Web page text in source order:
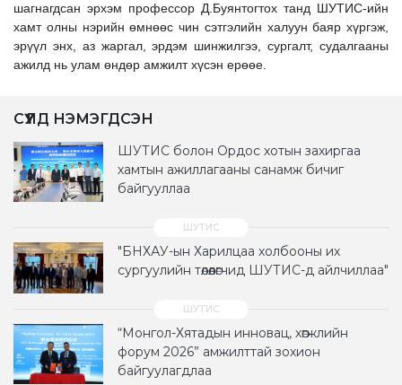
шагнагдсан эрхэм профессор Д.Буянтогтох танд ШУТИС-ийн
хамт олны нэрийн өмнөөс чин сэтгэлийн халуун баяр хүргэж,
эрүүл энх, аз жаргал, эрдэм шинжилгээ, сургалт, судалгааны
ажилд нь улам өндөр амжилт хүсэн ерөөе.
СҮҮЛД НЭМЭГДСЭН
ШУТИС болон Ордос хотын захиргаа
хамтын ажиллагааны санамж бичиг
байгууллаа
"БНХАУ-ын Харилцаа холбооны их
сургуулийн төлөөлөгчид ШУТИС-д айлчиллаа"
“Монгол-Хятадын инновац, хөгжлийн
форум 2026” амжилттай зохион
байгуулагдлаа